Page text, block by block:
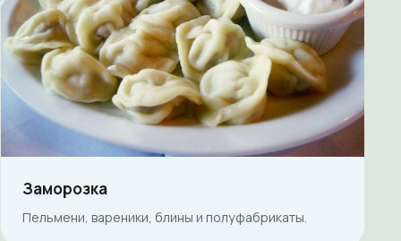
Заморозка
Пельмени, вареники, блины и полуфабрикаты.